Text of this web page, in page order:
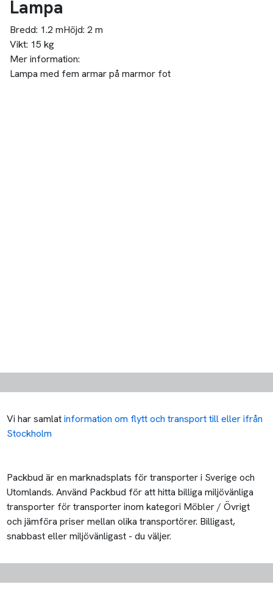
Lampa
Bredd: 1.2 mHöjd: 2 m
Vikt: 15 kg
Mer information:
Lampa med fem armar på marmor fot
Vi har samlatinformation om flytt och transport till eller ifrån
Stockholm
Packbud är en marknadsplats för transporter i Sverige och
Utomlands. Använd Packbud för att hitta billiga miljövänliga
transporter för transporter inom kategori Möbler / Övrigt
och jämföra priser mellan olika transportörer. Billigast,
snabbast eller miljövänligast - du väljer.